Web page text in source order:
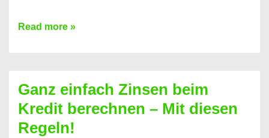
Einen
bekommen?
So
ist
Read more »
Ganz einfach Zinsen beim
Kredit berechnen – Mit diesen
Regeln!